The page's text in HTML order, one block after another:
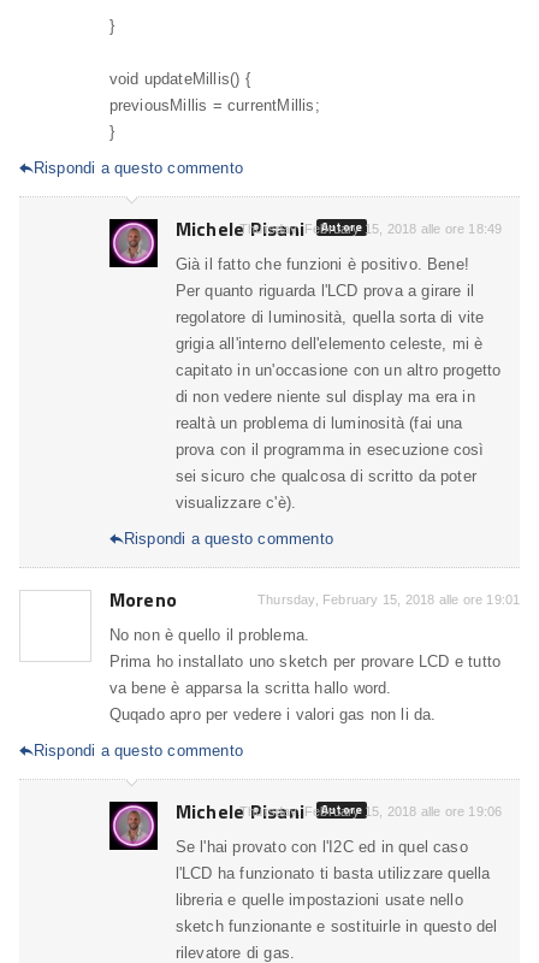
}
void updateMillis() {
previousMillis = currentMillis;
}
Rispondi a questo commento
Michele Pisani Autore
Thursday, February 15, 2018 alle ore 18:49
Già il fatto che funzioni è positivo. Bene!
Per quanto riguarda l'LCD prova a girare il
regolatore di luminosità, quella sorta di vite
grigia all'interno dell'elemento celeste, mi è
capitato in un'occasione con un altro progetto
di non vedere niente sul display ma era in
realtà un problema di luminosità (fai una
prova con il programma in esecuzione così
sei sicuro che qualcosa di scritto da poter
visualizzare c'è).
Rispondi a questo commento
Moreno Thursday, February 15, 2018 alle ore 19:01
No non è quello il problema.
Prima ho installato uno sketch per provare LCD e tutto
va bene è apparsa la scritta hallo word.
Quqado apro per vedere i valori gas non li da.
Rispondi a questo commento
Michele Pisani Autore
Thursday, February 15, 2018 alle ore 19:06
Se l'hai provato con l'I2C ed in quel caso
l'LCD ha funzionato ti basta utilizzare quella
libreria e quelle impostazioni usate nello
sketch funzionante e sostituirle in questo del
rilevatore di gas.